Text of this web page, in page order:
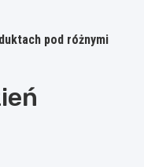
pod różnymi